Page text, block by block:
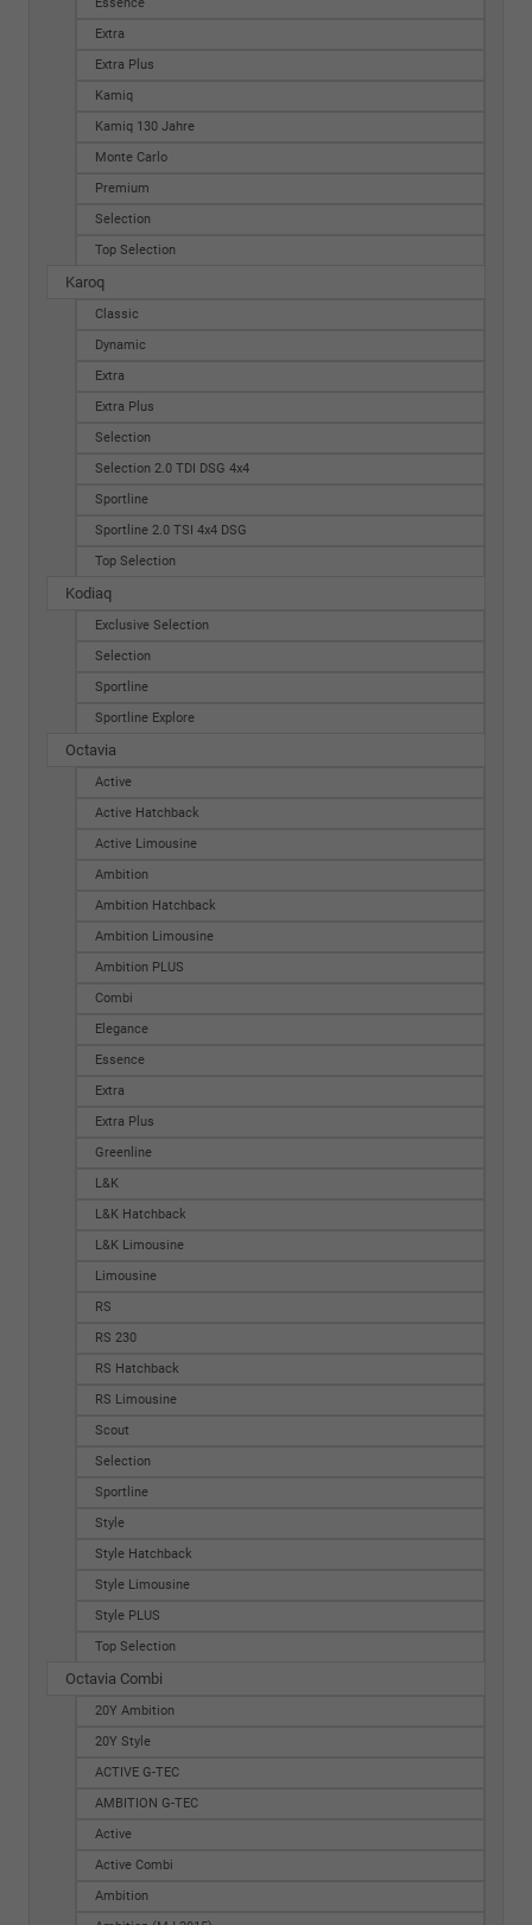
Essence
Extra
Extra Plus
Kamiq
Kamiq 130 Jahre
Monte Carlo
Premium
Selection
Top Selection
Karoq
Classic
Dynamic
Extra
Extra Plus
Selection
Selection 2.0 TDI DSG 4x4
Sportline
Sportline 2.0 TSI 4x4 DSG
Top Selection
Kodiaq
Exclusive Selection
Selection
Sportline
Sportline Explore
Octavia
Active
Active Hatchback
Active Limousine
Ambition
Ambition Hatchback
Ambition Limousine
Ambition PLUS
Combi
Elegance
Essence
Extra
Extra Plus
Greenline
L&K
L&K Hatchback
L&K Limousine
Limousine
RS
RS 230
RS Hatchback
RS Limousine
Scout
Selection
Sportline
Style
Style Hatchback
Style Limousine
Style PLUS
Top Selection
Octavia Combi
20Y Ambition
20Y Style
ACTIVE G-TEC
AMBITION G-TEC
Active
Active Combi
Ambition